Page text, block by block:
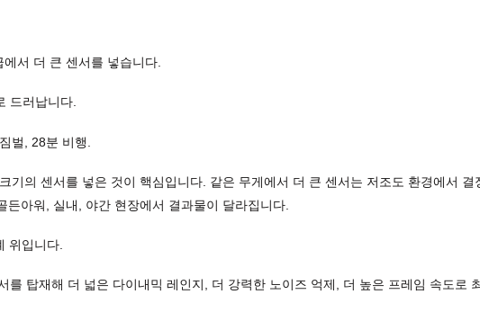
서 더 큰 센서를 넣습니다.
드러납니다.
벌, 28분 비행.
기의 센서를 넣은 것이 핵심입니다. 같은 무게에서 더 큰 센서는 저조도 환경에서 결
아워, 실내, 야간 현장에서 결과물이 달라집니다.
위입니다.
를 탑재해 더 넓은 다이내믹 레인지, 더 강력한 노이즈 억제, 더 높은 프레임 속도로